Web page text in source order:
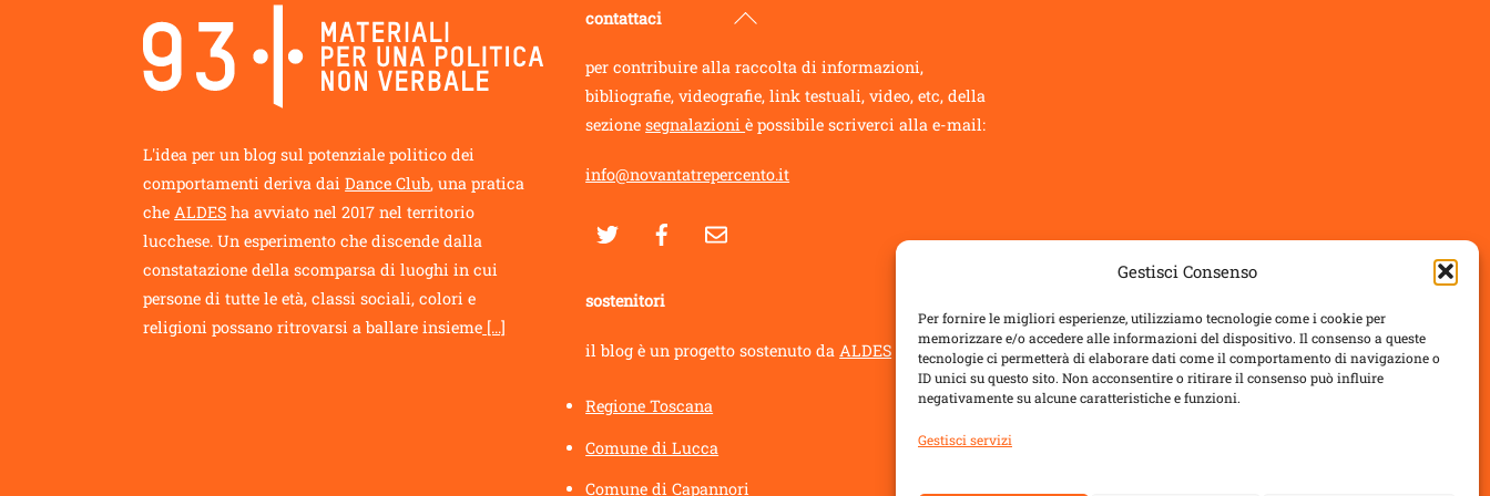
Gestisci Consenso
Per fornire le migliori esperienze, utilizziamo tecnologie come i cookie per
memorizzare e/o accedere alle informazioni del dispositivo. Il consenso a queste
tecnologie ci permetterà di elaborare dati come il comportamento di navigazione o
ID unici su questo sito. Non acconsentire o ritirare il consenso può influire
negativamente su alcune caratteristiche e funzioni.
Gestisci servizi
Back
Top
L'idea per un blog sul potenziale politico dei
comportamenti deriva daiDance Club, una pratica
cheALDES ha avviato nel 2017 nel territorio
lucchese. Un esperimento che discende dalla
constatazione della scomparsa di luoghi in cui
persone di tutte le età, classi sociali, colori e
religioni possano ritrovarsi a ballare insieme [...]
contattaci
per contribuire alla raccolta di informazioni,
bibliografie, videografie, link testuali, video, etc, della
sezionesegnalazioniè possibile scriverci alla e-mail:
info@novantatrepercento.it
sostenitori
il blog è un progetto sostenuto daALDES con:
Regione Toscana
Comune di Lucca
Comune di Capannori